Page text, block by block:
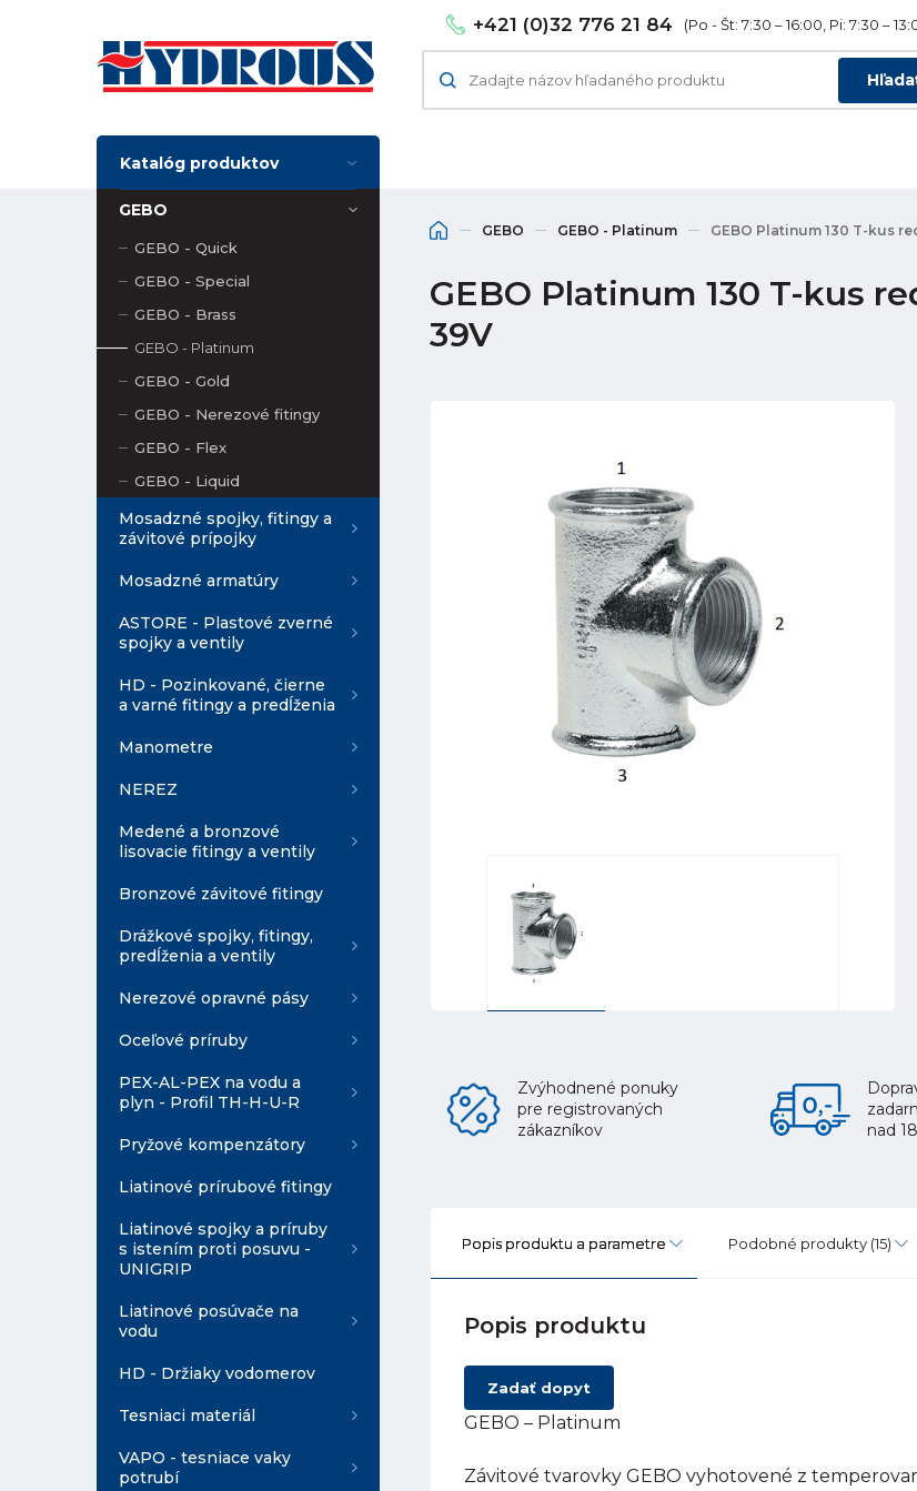
+421 (0)32 776 21 84 (Po - Št: 7:30 – 16:00, Pi: 7:30 –
Katalóg produktov
GEBO
GEBO - Quick
GEBO - Special
GEBO - Brass
GEBO - Platinum
GEBO - Gold
GEBO - Nerezové fitingy
GEBO - Flex
GEBO - Liquid
Mosadzné spojky, fitingy a
závitové prípojky
Mosadzné armatúry
ASTORE - Plastové zverné
spojky a ventily
HD - Pozinkované, čierne
a varné fitingy a predĺženia
Manometre
NEREZ
Medené a bronzové
lisovacie fitingy a ventily
Bronzové závitové fitingy
Drážkové spojky, fitingy,
predĺženia a ventily
Nerezové opravné pásy
Oceľové príruby
PEX-AL-PEX na vodu a
plyn - Profil TH-H-U-R
Pryžové kompenzátory
Liatinové prírubové fitingy
Liatinové spojky a príruby
s istením proti posuvu -
UNIGRIP
Liatinové posúvače na
vodu
HD - Držiaky vodomerov
Tesniaci materiál
VAPO - tesniace vaky
potrubí
GEBO GEBO - Platinum GEBO Platinum 130 T-kus
GEBO Platinum 130 T-kus
39V
Zvýhodnené ponuky
pre registrovaných
zákazníkov
nad
Popis produktu a parametre Podobné produkty (15)
Popis produktu
Zadať dopyt
GEBO – Platinum
Závitové tvarovky GEBO vyhotovené z